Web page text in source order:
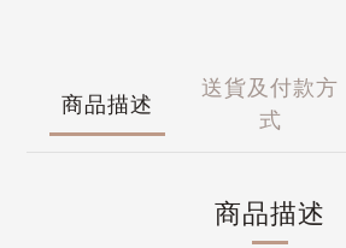
商品描述
送貨及付款方
式
商品描述